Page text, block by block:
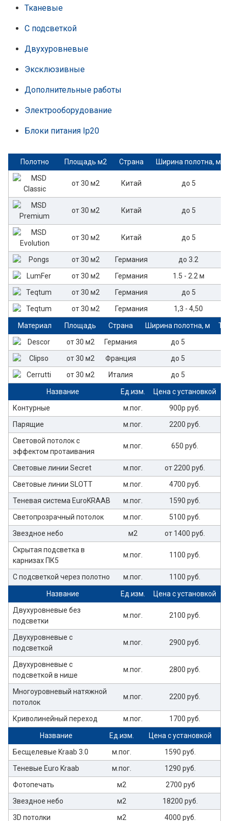
Тканевые
С подсветкой
Двухуровневые
Эксклюзивные
Дополнительные работы
Электрооборудование
Блоки питания Ip20
Полотно Площадь м2 Страна Ширина полотна, м
от 30 м2 Китай до 5
от 30 м2 Китай до 5
от 30 м2 Китай до 5
от 30 м2 Германия
до 3.2
от 30 м2
Германия
1.5 - 2.2 м
от 30 м2
Германия
до 5
от 30 м2
Германия 1,3 - 4,50
Материал Площадь Страна Ширина полотна, м
от 30 м2
Германия
до 5
от 30 м2
Франция
до 5
от 30 м2
Италия до 5
Название Ед.изм.
Цена с установкой
Контурные
м.пог.
900р руб.
Парящие
м.пог.
2200 руб.
Световой потолок с
эффектом протаивания
м.пог. 650 руб.
Световые линии Secret м.пог.
от 2200 руб.
Световые линии SLOTT
м.пог.
4700 руб.
Теневая система EuroKRAAB
м.пог.
1590 руб.
Светопрозрачный потолок
м.пог.
5100 руб.
Звездное небо
м2
от 1400 руб.
Скрытая подсветка в
карнизах ПК5
м.пог. 1100 руб.
С подсветкой через полотно м.пог. 1100 руб.
Название Ед.изм.
Цена с установкой
Двухуровневые без
подсветки
м.пог. 2100 руб.
Двухуровневые с
подсветкой
м.пог. 2900 руб.
Двухуровневые с
подсветкой в нише
м.пог. 2800 руб.
Многоуровневый натяжной
потолок
м.пог. 2200 руб.
Криволинейный переход м.пог. 1700 руб.
Название Ед.изм.
Цена с установкой
Бесщелевые Kraab 3.0
м.пог.
1590 руб.
Теневые Euro Kraab
м.пог.
1290 руб.
Фотопечать
м2
2700 руб
Звездное небо
м2
18200 руб.
3D потолки
м2 4000 руб.